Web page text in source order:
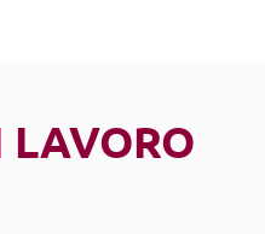
LAVORO